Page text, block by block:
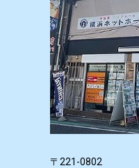
〒221-0802